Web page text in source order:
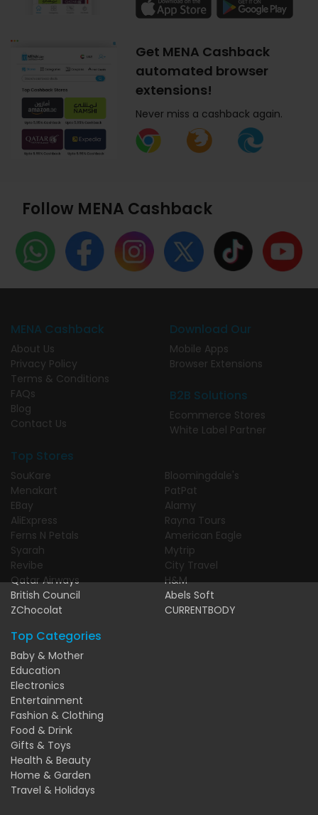
Get MENA Cashback
automated browser
extensions!
Never miss a cashback again.
Follow MENA Cashback
MENA Cashback
About Us
Privacy Policy
Terms & Conditions
FAQs
Blog
Contact Us
Download Our
Mobile Apps
Browser Extensions
B2B Solutions
Ecommerce Stores
White Label Partner
Top Stores
SouKare
Menakart
EBay
AliExpress
Ferns N Petals
Syarah
Revibe
Qatar Airways
British Council
ZChocolat
Bloomingdale's
PatPat
Alamy
Rayna Tours
American Eagle
Mytrip
City Travel
H&M
Abels Soft
CURRENTBODY
Top Categories
Baby & Mother
Education
Electronics
Entertainment
Fashion & Clothing
Food & Drink
Gifts & Toys
Health & Beauty
Home & Garden
Travel & Holidays